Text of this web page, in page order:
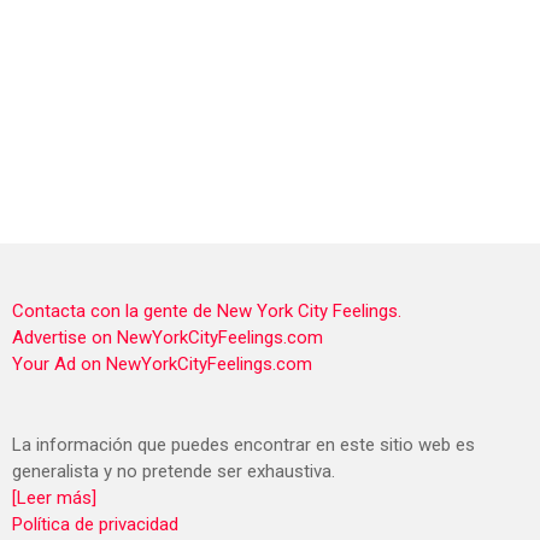
Contacta con la gente de New York City Feelings.
Advertise on NewYorkCityFeelings.com
Your Ad on NewYorkCityFeelings.com
La información que puedes encontrar en este sitio web es
generalista y no pretende ser exhaustiva.
[Leer más]
Política de privacidad